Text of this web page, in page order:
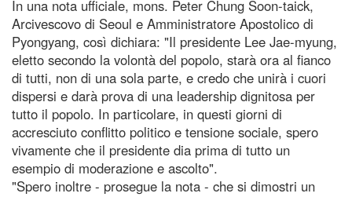
In una nota ufficiale, mons. Peter Chung Soon-taick,
Arcivescovo di Seoul e Amministratore Apostolico di
Pyongyang, così dichiara: "Il presidente Lee Jae-myung,
eletto secondo la volontà del popolo, starà ora al fianco
di tutti, non di una sola parte, e credo che unirà i cuori
dispersi e darà prova di una leadership dignitosa per
tutto il popolo. In particolare, in questi giorni di
accresciuto conflitto politico e tensione sociale, spero
vivamente che il presidente dia prima di tutto un
esempio di moderazione e ascolto".
"Spero inoltre - prosegue la nota - che si dimostri un